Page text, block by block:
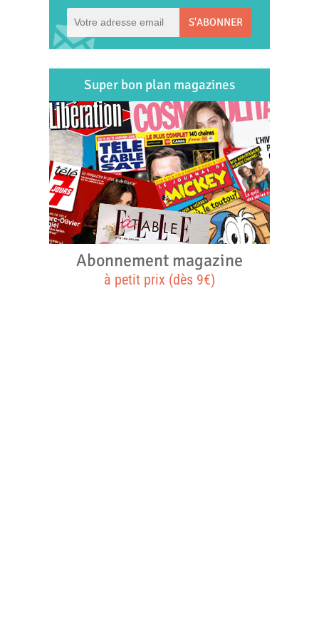
S'ABONNER
Super bon plan magazines
Abonnement magazine
à petit prix (dès 9€)